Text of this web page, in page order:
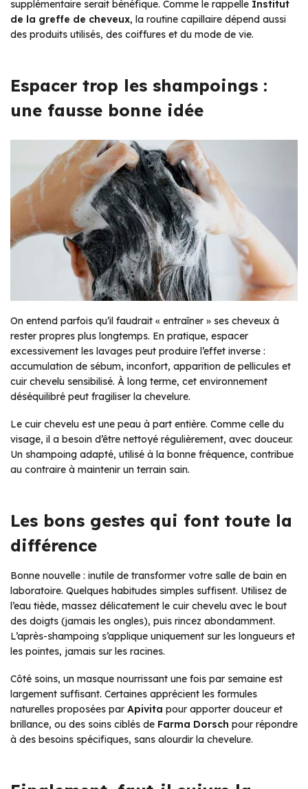
supplémentaire serait bénéfique. Comme le rappelle Institut
de la greffe de cheveux, la routine capillaire dépend aussi
des produits utilisés, des coiffures et du mode de vie.
Espacer trop les shampoings :
une fausse bonne idée
On entend parfois qu’il faudrait « entraîner » ses cheveux à
rester propres plus longtemps. En pratique, espacer
excessivement les lavages peut produire l’effet inverse :
accumulation de sébum, inconfort, apparition de pellicules et
cuir chevelu sensibilisé. À long terme, cet environnement
déséquilibré peut fragiliser la chevelure.
Le cuir chevelu est une peau à part entière. Comme celle du
visage, il a besoin d’être nettoyé régulièrement, avec douceur.
Un shampoing adapté, utilisé à la bonne fréquence, contribue
au contraire à maintenir un terrain sain.
Les bons gestes qui font toute la
différence
Bonne nouvelle : inutile de transformer votre salle de bain en
laboratoire. Quelques habitudes simples suffisent. Utilisez de
l’eau tiède, massez délicatement le cuir chevelu avec le bout
des doigts (jamais les ongles), puis rincez abondamment.
L’après-shampoing s’applique uniquement sur les longueurs et
les pointes, jamais sur les racines.
Côté soins, un masque nourrissant une fois par semaine est
largement suffisant. Certaines apprécient les formules
naturelles proposées par Apivita pour apporter douceur et
brillance, ou des soins ciblés de Farma Dorsch pour répondre
à des besoins spécifiques, sans alourdir la chevelure.